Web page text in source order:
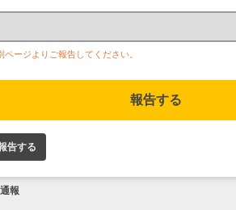
ページよりご報告してください。
報告する
告する
通報